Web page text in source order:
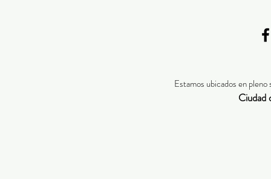
Estamos ubicados en
Ciudad